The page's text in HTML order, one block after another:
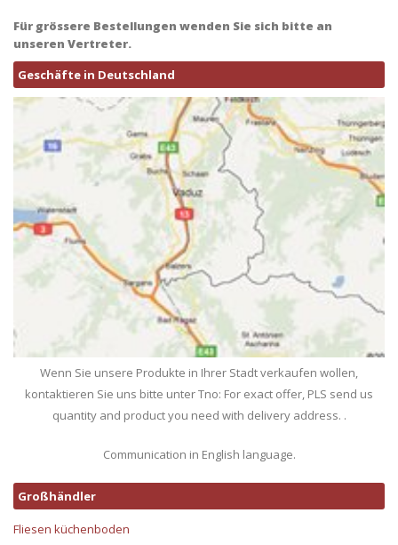
Für grössere Bestellungen wenden Sie sich bitte an
unseren Vertreter.
Geschäfte in Deutschland
Wenn Sie unsere Produkte in Ihrer Stadt verkaufen wollen,
kontaktieren Sie uns bitte unter Tno: For exact offer, PLS send us
quantity and product you need with delivery address. .
Communication in English language.
Großhändler
Fliesen küchenboden